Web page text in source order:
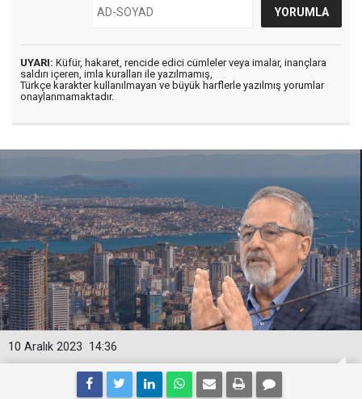
UYARI: Küfür, hakaret, rencide edici cümleler veya imalar, inançlara
saldırı içeren, imla kuralları ile yazılmamış,
Türkçe karakter kullanılmayan ve büyük harflerle yazılmış yorumlar
onaylanmamaktadır.
14:36
10 Aralık 2023